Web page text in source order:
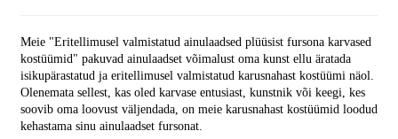
Meie "Eritellimusel valmistatud ainulaadsed plüüsist fursona karvased
kostüümid" pakuvad ainulaadset võimalust oma kunst ellu äratada
isikupärastatud ja eritellimusel valmistatud karusnahast kostüümi näol.
Olenemata sellest, kas oled karvase entusiast, kunstnik või keegi, kes
soovib oma loovust väljendada, on meie karusnahast kostüümid loodud
kehastama sinu ainulaadset fursonat.